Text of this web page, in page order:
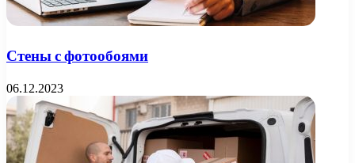
Стены с фотообоями
06.12.2023